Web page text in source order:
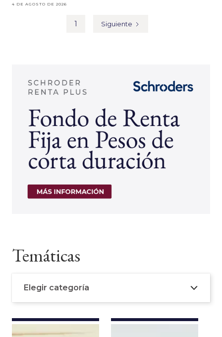
4 DE AGOSTO DE 2026
1 Siguiente
Temáticas
Elegir categoría